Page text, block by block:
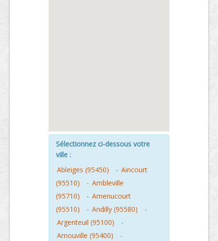
Sélectionnez ci-dessous votre
ville :
Ableiges (95450)
- Aincourt
(95510)
- Ambleville
(95710)
- Amenucourt
(95510)
- Andilly (95580)
-
Argenteuil (95100)
-
Arnouville (95400)
-